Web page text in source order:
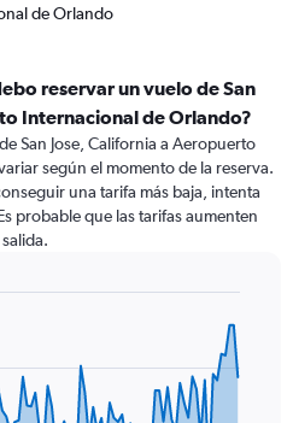
de Orlando
reservar un vuelo de San
Internacional de Orlando?
San Jose, California a Aeropuerto
según el momento de la reserva.
una tarifa más baja, intenta
probable que las tarifas aumenten